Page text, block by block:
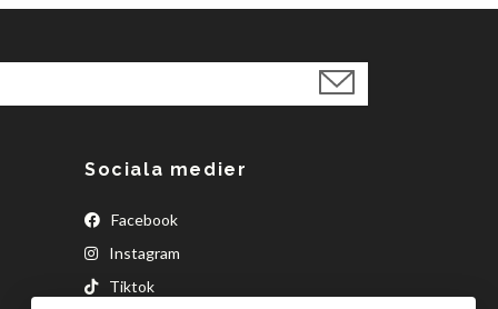
Sociala medier
Facebook
Instagram
Tiktok